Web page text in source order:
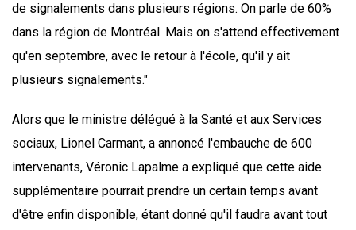
de signalements dans plusieurs régions. On parle de 60%
dans la région de Montréal. Mais on s'attend effectivement
qu'en septembre, avec le retour à l'école, qu'il y ait
plusieurs signalements."
Alors que le ministre délégué à la Santé et aux Services
sociaux, Lionel Carmant, a annoncé l'embauche de 600
intervenants, Véronic Lapalme a expliqué que cette aide
supplémentaire pourrait prendre un certain temps avant
d'être enfin disponible, étant donné qu'il faudra avant tout